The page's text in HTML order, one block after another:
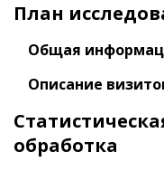
План
Общая
Описание
обработка